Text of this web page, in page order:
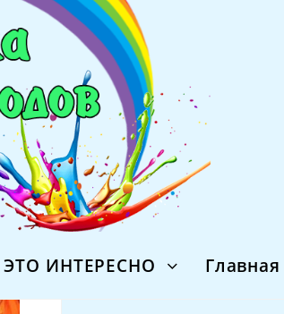
ЭТО ИНТЕРЕСНО Главная